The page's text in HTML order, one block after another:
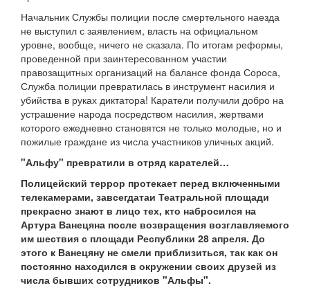
Начальник Службы полиции после смертельного наезда
не выступил с заявлением, власть на официальном
уровне, вообще, ничего не сказала. По итогам реформы,
проведенной при заинтересованном участии
правозащитных организаций на балансе фонда Сороса,
Служба полиции превратилась в инструмент насилия и
убийства в руках диктатора! Каратели получили добро на
устрашение народа посредством насилия, жертвами
которого ежедневно становятся не только молодые, но и
пожилые граждане из числа участников уличных акций.
"Альфу" превратили в отряд карателей…
Полицейский террор протекает перед включенными
телекамерами, завсегдатаи Театральной площади
прекрасно знают в лицо тех, кто набросился на
Артура Ванецяна после возвращения возглавляемого
им шествия с площади Республики 28 апреля. До
этого к Ванецяну не смели приблизиться, так как он
постоянно находился в окружении своих друзей из
числа бывших сотрудников "Альфы".